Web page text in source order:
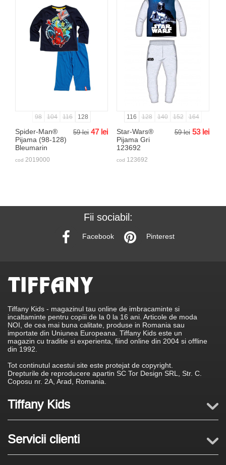
98 104 116 128
Spider-Man®
Pijama (98-128)
Bleumarin
59 lei 47 lei
cod 2019000
116 128 140 152 164
Star-Wars®
Pijama Gri
123692
59 lei 53 lei
cod 123692
Fii sociabil:
Facebook Pinterest
Tiffany Kids - magazinul tau online de imbracaminte si
incaltaminte pentru copiii de la 0 la 16 ani. Articole de moda
NOI, de cea mai buna calitate, produse in Romania sau
importate din Uniunea Europeana. Tiffany Kids este un
magazin cu traditie si experienta, fiind online din 2004 si offline
din 1992.
Tot continutul acestui site este protejat de copyright.
Drepturile de reproducere apartin SC Tor Design SRL, Str. C.
Coposu nr. 2A, Arad, Romania.
Tiffany Kids
Servicii clienti